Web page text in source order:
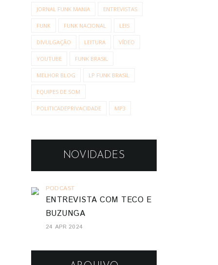
JORNAL FUNK MANIA ENTREVISTAS
FUNK FUNK NACIONAL LEIS
DIVULGAÇÃO LEITURA VÍDEO
YOUTUBE FUNK BRASIL
MELHOR BLOG LP FUNK BRASIL
EQUIPES DE SOM
POLITICADEPRIVACIDADE MP3
NOVIDADES
PODCAST
ENTREVISTA COM TECO E
BUZUNGA
24 APR 2024